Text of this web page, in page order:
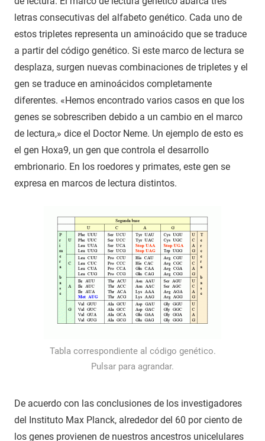
letras consecutivas del alfabeto genético. Cada uno de
estos tripletes representa un aminoácido que se traduce
a partir del código genético. Si este marco de lectura se
desplaza, surgen nuevas combinaciones de tripletes y el
gen se traduce en aminoácidos completamente
diferentes. «Hemos encontrado varios casos en que los
genes se sobrescriben debido a un cambio en el marco
de lectura,» dice el Doctor Neme. Un ejemplo de esto es
el gen Hoxa9, un gen que controla el desarrollo
embrionario. En los roedores y primates, este gen se
expresa en marcos de lectura distintos.
Tabla correspondiente al código genético.
Pulsar para agrandar.
De acuerdo con las conclusiones de los investigadores
del Instituto Max Planck, alrededor del 60 por ciento de
los genes provienen de nuestros ancestros unicelulares